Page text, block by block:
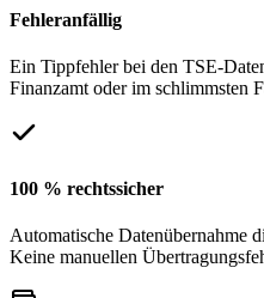
Fehleranfällig
Ein Tippfehler bei den TSE-
Finanzamt oder im schlimmsten
100 % rechtssicher
Automatische Datenübernahme
Keine manuellen